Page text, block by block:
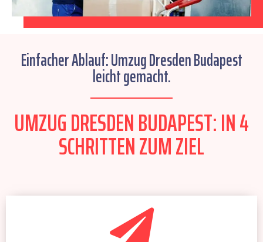
Einfacher Ablauf: Umzug Dresden Budapest
leicht gemacht.
UMZUG DRESDEN BUDAPEST: IN 4
SCHRITTEN ZUM ZIEL